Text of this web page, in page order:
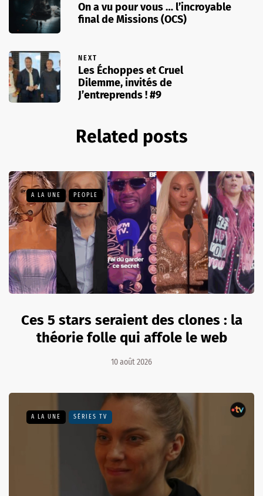
On a vu pour vous … l’incroyable
final de Missions (OCS)
NEXT
Les Échoppes et Cruel
Dilemme, invités de
J’entreprends ! #9
Related posts
A LA UNE PEOPLE
Ces 5 stars seraient des clones : la
théorie folle qui affole le web
10 août 2026
A LA UNE SÉRIES TV